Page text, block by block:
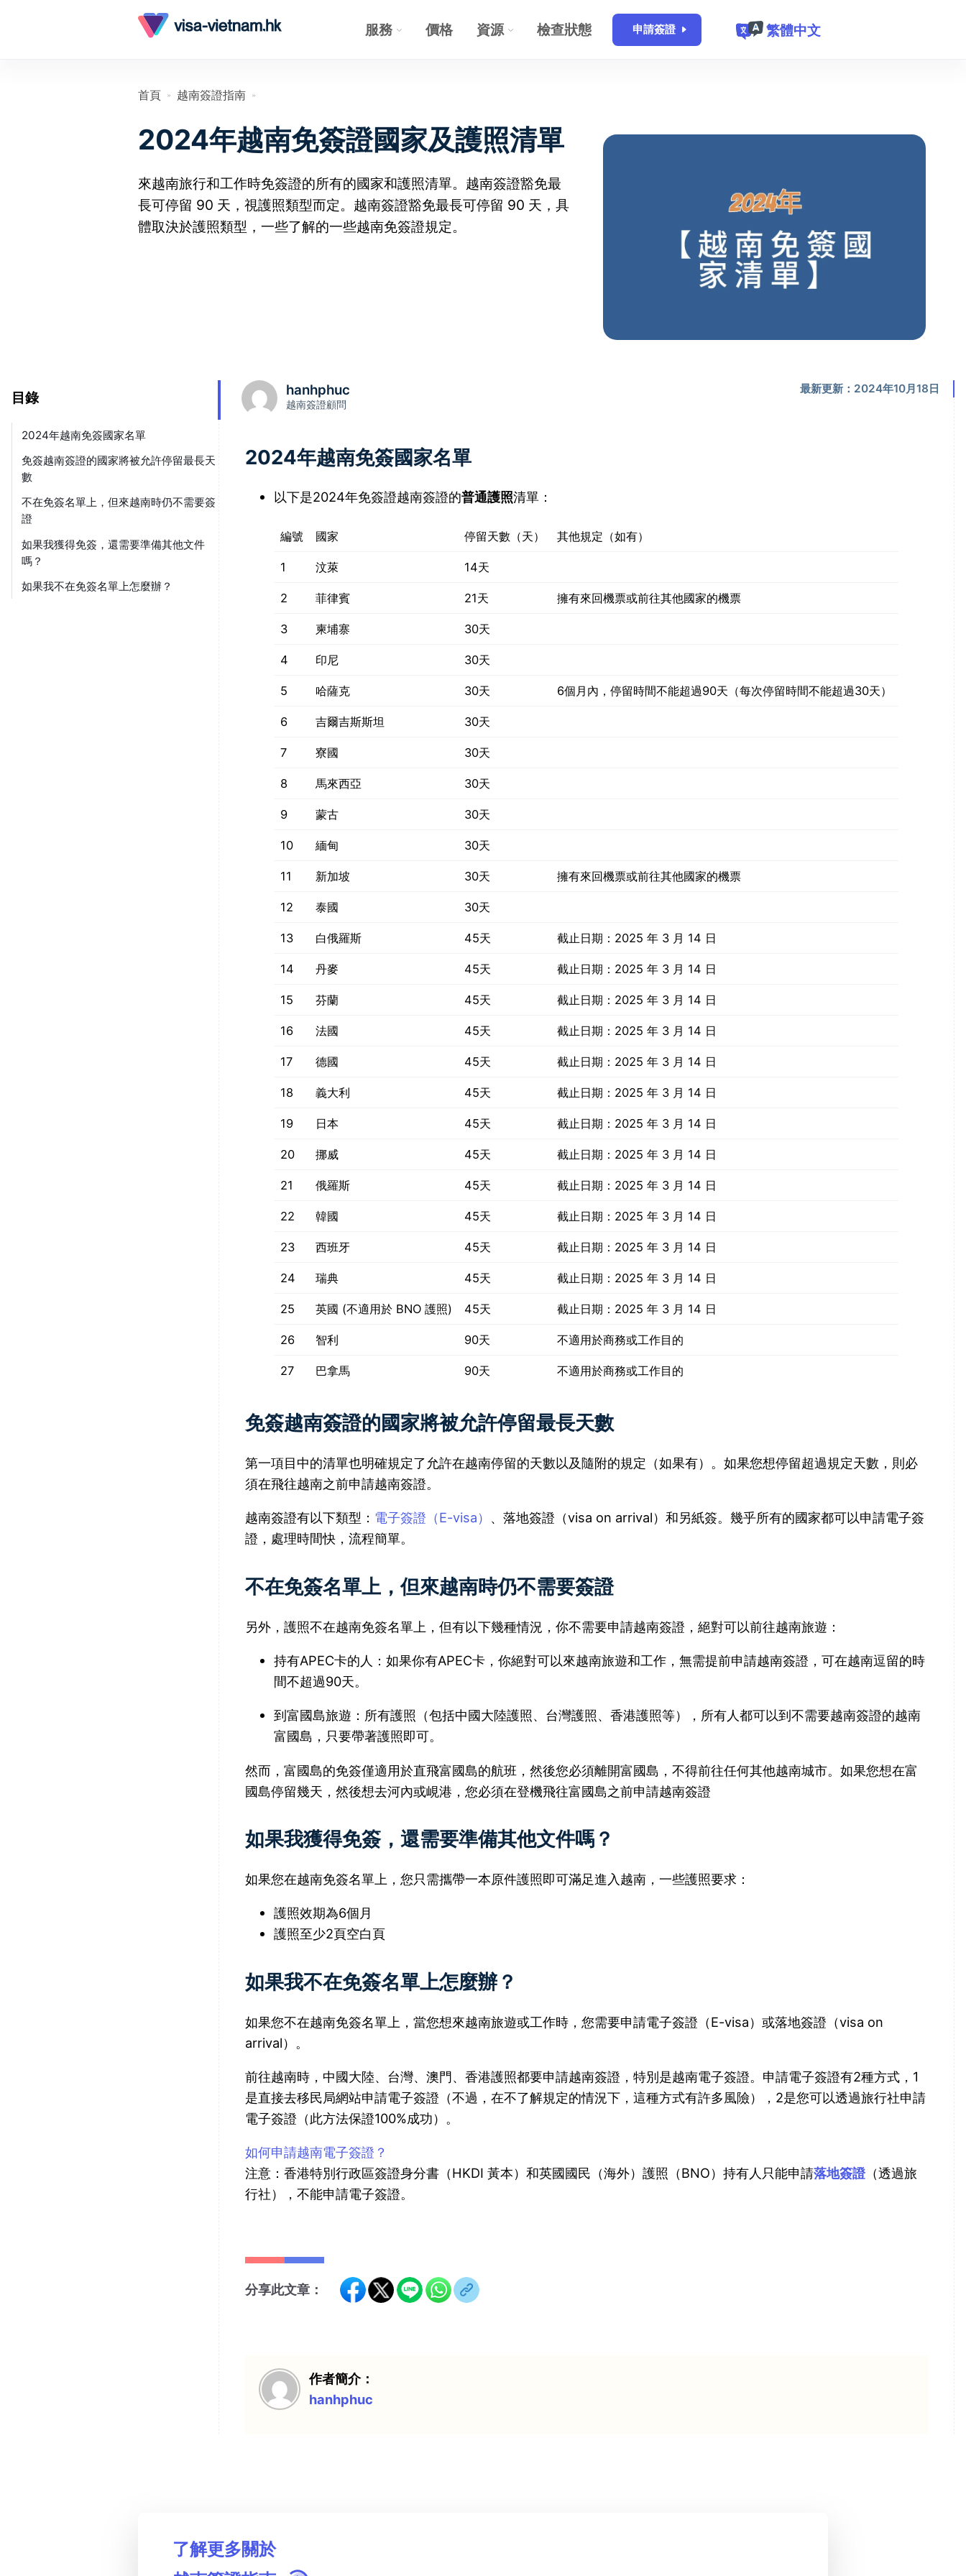
服務 價格 資源 檢查狀態 申請簽證 繁體中文
首頁 » 越南簽證指南 »
2024年越南免簽證國家及護照清單
來越南旅行和工作時免簽證的所有的國家和護照清單。越南簽證豁免最
長可停留 90 天，視護照類型而定。越南簽證豁免最長可停留 90 天，具
體取決於護照類型，一些了解的一些越南免簽證規定。
目錄
2024年越南免簽國家名單
免簽越南簽證的國家將被允許停留最長天
數
不在免簽名單上，但來越南時仍不需要簽
證
如果我獲得免簽，還需要準備其他文件
嗎？
如果我不在免簽名單上怎麼辦？
hanhphuc
越南簽證顧問
最新更新：2024年10月18日
2024年越南免簽國家名單
以下是2024年免簽證越南簽證的普通護照清單：
編號 國家 停留天數（天） 其他規定（如有）
1 汶萊 14天
2 菲律賓 21天 擁有來回機票或前往其他國家的機票
3 柬埔寨 30天
4 印尼 30天
5 哈薩克 30天 6個月內，停留時間不能超過90天（每次停留時間不能超過30天）
6 吉爾吉斯斯坦 30天
7 寮國 30天
8 馬來西亞 30天
9 蒙古 30天
10 緬甸 30天
11 新加坡 30天 擁有來回機票或前往其他國家的機票
12 泰國 30天
13 白俄羅斯 45天 截止日期：2025 年 3 月 14 日
14 丹麥 45天 截止日期：2025 年 3 月 14 日
15 芬蘭 45天 截止日期：2025 年 3 月 14 日
16 法國 45天 截止日期：2025 年 3 月 14 日
17 德國 45天 截止日期：2025 年 3 月 14 日
18 義大利 45天 截止日期：2025 年 3 月 14 日
19 日本 45天 截止日期：2025 年 3 月 14 日
20 挪威 45天 截止日期：2025 年 3 月 14 日
21 俄羅斯 45天 截止日期：2025 年 3 月 14 日
22 韓國 45天 截止日期：2025 年 3 月 14 日
23 西班牙 45天 截止日期：2025 年 3 月 14 日
24 瑞典 45天 截止日期：2025 年 3 月 14 日
25 英國 (不適用於 BNO 護照) 45天 截止日期：2025 年 3 月 14 日
26 智利 90天 不適用於商務或工作目的
27 巴拿馬 90天 不適用於商務或工作目的
免簽越南簽證的國家將被允許停留最長天數
第一項目中的清單也明確規定了允許在越南停留的天數以及隨附的規定（如果有）。如果您想停留超過規定天數，則必
須在飛往越南之前申請越南簽證。
越南簽證有以下類型： 電子簽證（E-visa） 、落地簽證（visa on arrival）和另紙簽。幾乎所有的國家都可以申請電子簽
證，處理時間快，流程簡單。
不在免簽名單上，但來越南時仍不需要簽證
另外，護照不在越南免簽名單上，但有以下幾種情況，你不需要申請越南簽證，絕對可以前往越南旅遊：
持有APEC卡的人：如果你有APEC卡，你絕對可以來越南旅遊和工作，無需提前申請越南簽證，可在越南逗留的時
間不超過90天。
到富國島旅遊：所有護照（包括中國大陸護照、台灣護照、香港護照等），所有人都可以到不需要越南簽證的越南
富國島，只要帶著護照即可。
然而，富國島的免簽僅適用於直飛富國島的航班，然後您必須離開富國島，不得前往任何其他越南城市。如果您想在富
國島停留幾天，然後想去河內或峴港，您必須在登機飛往富國島之前申請越南簽證
如果我獲得免簽，還需要準備其他文件嗎？
如果您在越南免簽名單上，您只需攜帶一本原件護照即可滿足進入越南，一些護照要求：
護照效期為6個月
護照至少2頁空白頁
如果我不在免簽名單上怎麼辦？
如果您不在越南免簽名單上，當您想來越南旅遊或工作時，您需要申請電子簽證（E-visa）或落地簽證（visa on
arrival）。
前往越南時，中國大陸、台灣、澳門、香港護照都要申請越南簽證，特別是越南電子簽證。申請電子簽證有2種方式，1
是直接去移民局網站申請電子簽證（不過，在不了解規定的情況下，這種方式有許多風險），2是您可以透過旅行社申請
電子簽證（此方法保證100%成功）。
如何申請越南電子簽證？
注意：香港特別行政區簽證身分書（HKDI 黃本）和英國國民（海外）護照（BNO）持有人只能申請落地簽證（透過旅
行社），不能申請電子簽證。
分享此文章：
作者簡介：
hanhphuc
了解更多關於